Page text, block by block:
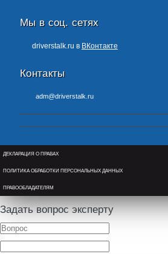
Мы в соц. сетях
driverstalk.ru в ВКонтакте
Контакты
adm@driverstalk.ru
ДЕКЛАРАЦИЯ О ПРАВАХ
ПОЛИТИКА ОБРАБОТКИ ПЕРСОНАЛЬНЫХ ДАННЫХ
ПРАВООБЛАДАТЕЛЯМ
Задать вопрос эксперту